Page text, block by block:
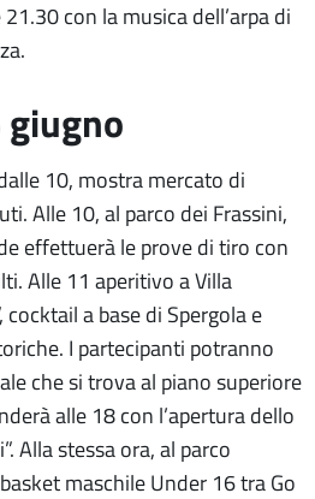
con la musica dell’arpa di
giugno
10, mostra mercato di
Alle 10, al parco dei Frassini,
effettuerà le prove di tiro con
Alle 11 aperitivo a Villa
cocktail a base di Spergola e
I partecipanti potranno
che si trova al piano superiore
alle 18 con l’apertura dello
Alla stessa ora, al parco
maschile Under 16 tra Go